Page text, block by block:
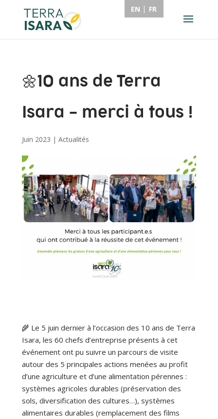
🌼10 ans de Terra
Isara – merci à tous !
Juin 2023 | Actualités
🌾 Le 5 juin dernier à l’occasion des 10 ans de Terra
Isara, les 60 chefs d’entreprise présents à cet
événement ont pu suivre un parcours de visite
autour des 5 principales actions menées au profit
d’une agriculture et d’une alimentation pérennes :
systèmes agricoles durables (préservation des
sols, diversification des cultures…), systèmes
alimentaires durables (remplacement des films
EN FR